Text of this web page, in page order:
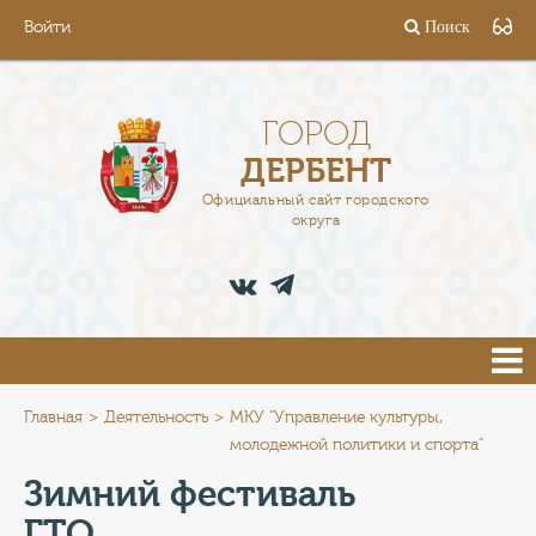
Войти Поиск
ГОРОД
ДЕРБЕНТ
Официальный сайт городского
округа
АДМИНИСТРАЦИЯ
ПРЕСС-ЦЕНТР
ТУРИСТАМ
Главная Деятельность
МКУ "Управление культуры,
молодежной политики и спорта"
Зимний фестиваль